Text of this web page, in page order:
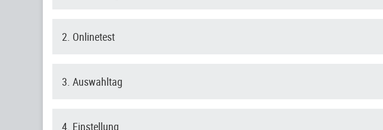
2. Onlinetest
3. Auswahltag
4. Einstellung